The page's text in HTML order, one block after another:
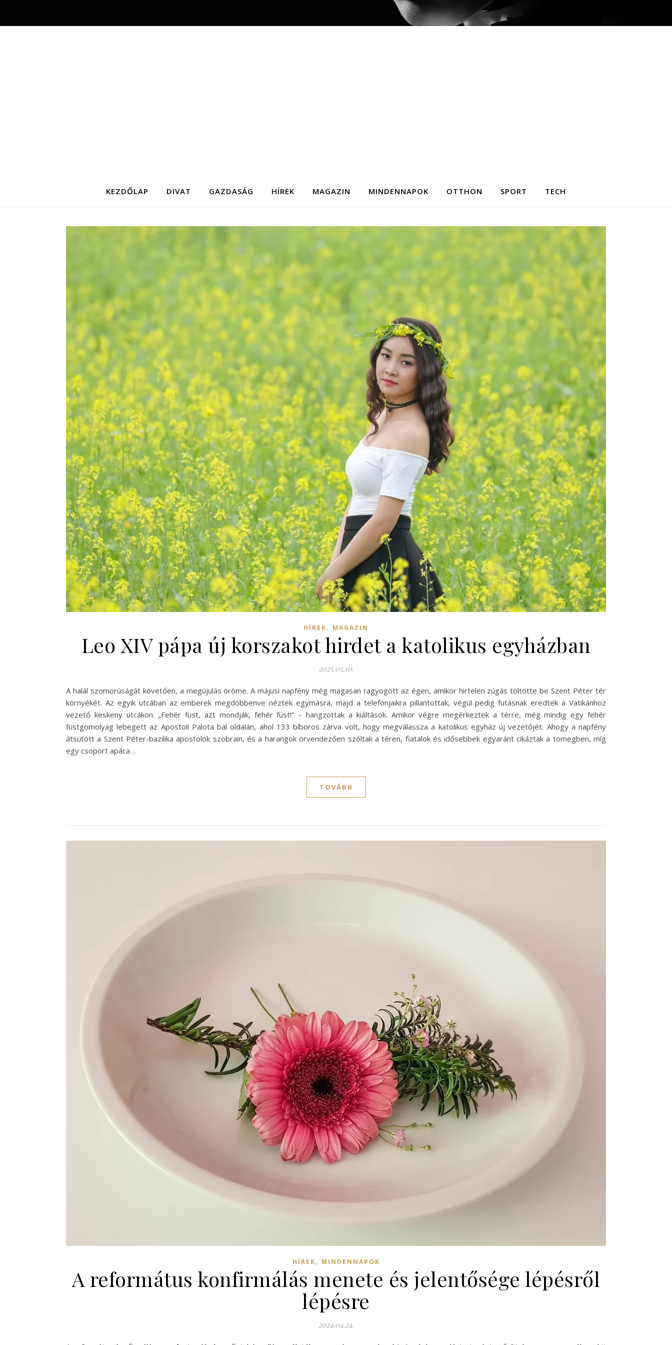
KEZDŐLAP DIVAT GAZDASÁG HÍREK MAGAZIN MINDENNAPOK OTTHON SPORT TECH
HÍREK, MAGAZIN
Leo XIV pápa új korszakot hirdet a katolikus egyházban
2025.05.10.
A halál szomorúságát követően, a megújulás öröme. A májusi napfény még magasan ragyogott az égen, amikor hirtelen zúgás töltötte be Szent Péter tér
környékét. Az egyik utcában az emberek megdöbbenve néztek egymásra, majd a telefonjaikra pillantottak, végül pedig futásnak eredtek a Vatikánhoz
vezető keskeny utcákon. „Fehér füst, azt mondják, fehér füst!” – hangzottak a kiáltások. Amikor végre megérkeztek a térre, még mindig egy fehér
füstgomolyag lebegett az Apostoli Palota bal oldalán, ahol 133 bíboros zárva volt, hogy megválassza a katolikus egyház új vezetőjét. Ahogy a napfény
átsütött a Szent Péter-bazilika apostolok szobrain, és a harangok örvendezően szóltak a téren, fiatalok és idősebbek egyaránt cikáztak a tömegben, míg
egy csoport apáca…
TOVÁBB
HÍREK, MINDENNAPOK
A református konfirmálás menete és jelentősége lépésről
lépésre
2024.04.24.